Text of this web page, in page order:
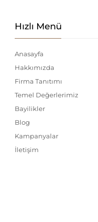
Hızlı Menü
Anasayfa
Hakkımızda
Firma Tanıtımı
Temel Değerlerimiz
Bayilikler
Blog
Kampanyalar
İletişim